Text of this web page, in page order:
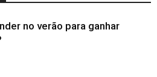
no verão para ganhar